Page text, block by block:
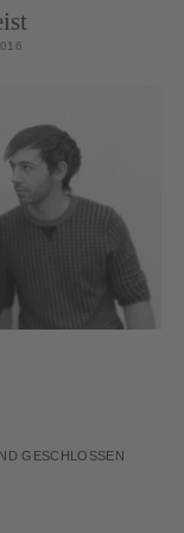
GESCHLOSSEN